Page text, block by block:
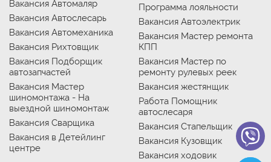
Вакансия Автомаляр
Вакансия Автослесарь
Вакансия Автомеханика
Вакансия Рихтовщик
Вакансия Подборщик
автозапчастей
Вакансия Мастер
шиномонтажа - На
выездной шиномонтаж
Вакансия Сварщика
Вакансия в Детейлинг
центре
Программа лояльности
Вакансия Автоэлектрик
Вакансия Мастер ремонта
КПП
Вакансия Мастер по
ремонту рулевых реек
Вакансия жестянщик
Работа Помощник
автослесаря
Вакансия Стапельщик
Вакансия Кузовщик
Вакансия ходовик